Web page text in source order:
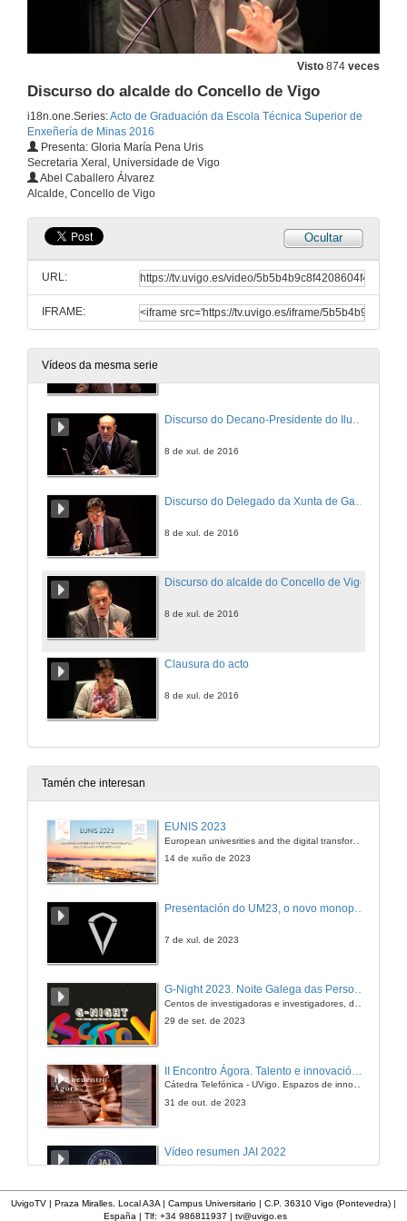
Visto 874 veces
Discurso do alcalde do Concello de Vigo
i18n.one.Series:Acto de Graduación da Escola Técnica Superior de
Enxeñería de Minas 2016
Presenta: Gloria María Pena Uris
Secretaria Xeral, Universidade de Vigo
Abel Caballero Álvarez
Alcalde, Concello de Vigo
Ocultar
URL:
IFRAME:
Vídeos da mesma serie
Entrega de orlas por parte do alumnado
8 de xul. de 2016
Vídeo dos alumnos
8 de xul. de 2016
Discurso do Decano-Presidente do Ilustre Colexio Oficial de Enxeñeiros de Minas do Noroeste
8 de xul. de 2016
8 de xul. de 2016
Discurso do alcalde do Concello de Vigo
8 de xul. de 2016
Clausura do acto
8 de xul. de 2016
Tamén che interesan
EUNIS 2023
European univesrities and the digital transformation: challenges and opportunities ahead
14 de xuño de 2023
7 de xul. de 2023
G-Night 2023. Noite Galega das Persoas Investigadoras. Conciencias creativas
29 de set. de 2023
Cátedra Telefónica - UVigo. Espazos de innovación
31 de out. de 2023
Vídeo resumen JAI 2022
UvigoTV | Praza Miralles. Local A3A | Campus Universitario | C.P. 36310 Vigo (Pontevedra) |
España | Tlf: +34 986811937 | tv@uvigo.es